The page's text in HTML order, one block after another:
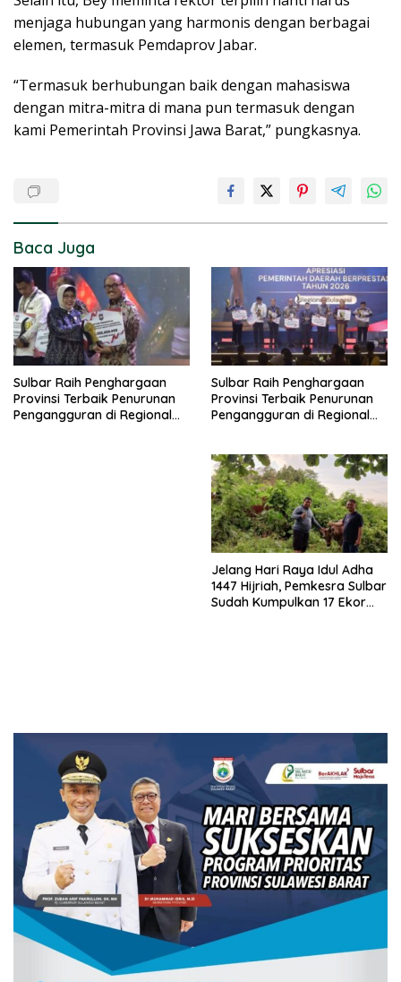
menjaga hubungan yang harmonis dengan berbagai
elemen, termasuk Pemdaprov Jabar.
“Termasuk berhubungan baik dengan mahasiswa
dengan mitra-mitra di mana pun termasuk dengan
kami Pemerintah Provinsi Jawa Barat,” pungkasnya.
Baca Juga
Sulbar Raih Penghargaan
Provinsi Terbaik Penurunan
Pengangguran di Regional
Sulbar Raih Penghargaan
Provinsi Terbaik Penurunan
Pengangguran di Regional
Jelang Hari Raya Idul Adha
1447 Hijriah, Pemkesra Sulbar
Sudah Kumpulkan 17 Ekor